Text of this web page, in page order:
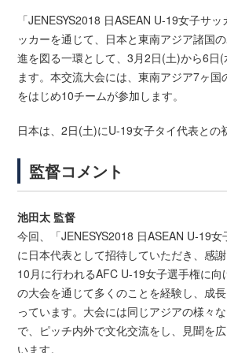
「JENESYS2018 日ASEAN U-19女子サ
ッカーを通じて、日本と東南アジア諸国
進を図る一環として、3月2日(土)から6日
ます。本交流大会には、東南アジア7ヶ国
をはじめ10チームが参加します。
日本は、2日(土)にU-19女子タイ代表との
監督コメント
池田太 監督
今回、「JENESYS2018 日ASEAN U-19女
に日本代表として招待していただき、感謝
10月に行われるAFC U-19女子選手権に向
の大会を通じて多くのことを経験し、成
っています。大会には同じアジアの様々
で、ピッチ内外で文化交流をし、見聞を
います。